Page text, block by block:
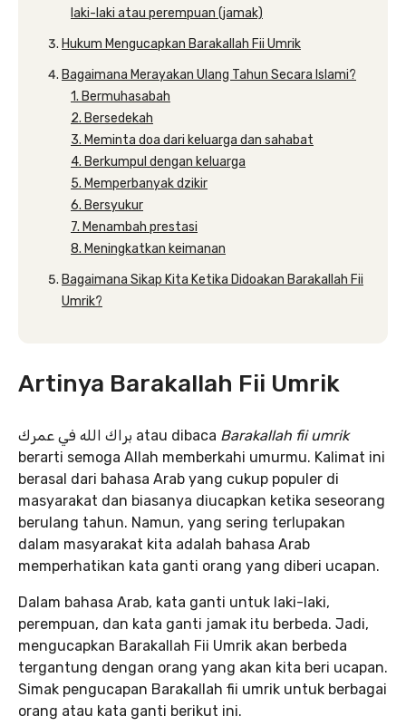
laki-laki atau perempuan (jamak)
Hukum Mengucapkan Barakallah Fii Umrik
Bagaimana Merayakan Ulang Tahun Secara Islami?
1. Bermuhasabah
2. Bersedekah
3. Meminta doa dari keluarga dan sahabat
4. Berkumpul dengan keluarga
5. Memperbanyak dzikir
6. Bersyukur
7. Menambah prestasi
8. Meningkatkan keimanan
Bagaimana Sikap Kita Ketika Didoakan Barakallah Fii
Umrik?
Artinya Barakallah Fii Umrik
براك الله في عمرك atau dibaca Barakallah fii umrik
berarti semoga Allah memberkahi umurmu. Kalimat ini
berasal dari bahasa Arab yang cukup populer di
masyarakat dan biasanya diucapkan ketika seseorang
berulang tahun. Namun, yang sering terlupakan
dalam masyarakat kita adalah bahasa Arab
memperhatikan kata ganti orang yang diberi ucapan.
Dalam bahasa Arab, kata ganti untuk laki-laki,
perempuan, dan kata ganti jamak itu berbeda. Jadi,
mengucapkan Barakallah Fii Umrik akan berbeda
tergantung dengan orang yang akan kita beri ucapan.
Simak pengucapan Barakallah fii umrik untuk berbagai
orang atau kata ganti berikut ini.